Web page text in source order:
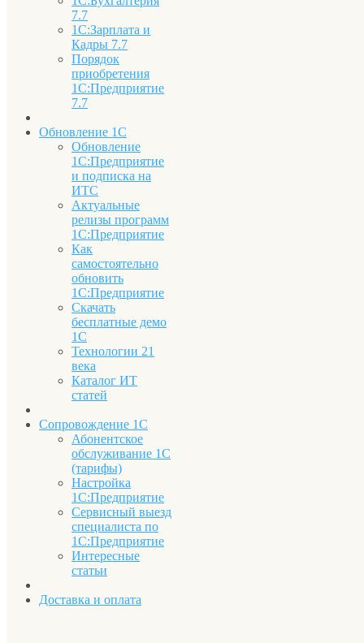
7.7
1С:Зарплата и
Кадры 7.7
Порядок
приобретения
1С:Предприятие
7.7
Обновление 1С
Обновление
1С:Предприятие
и подписка на
ИТС
Актуальные
релизы программ
1С:Предприятие
Как
самостоятельно
обновить
1С:Предприятие
Скачать
бесплатные демо
1С
Технологии 21
века
Каталог ИТ
статей
Сопровождение 1С
Абонентское
обслуживание 1С
(тарифы)
Настройка
1С:Предприятие
Сервисный выезд
специалиста по
1С:Предприятие
Интересные
статьи
Доставка и оплата